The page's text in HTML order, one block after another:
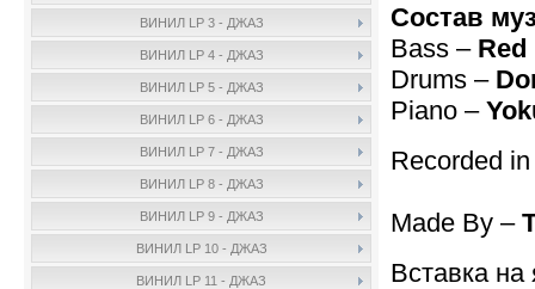
ВИНИЛ LP 3 - ДЖАЗ
ВИНИЛ LP 4 - ДЖАЗ
ВИНИЛ LP 5 - ДЖАЗ
ВИНИЛ LP 6 - ДЖАЗ
ВИНИЛ LP 7 - ДЖАЗ
ВИНИЛ LP 8 - ДЖАЗ
ВИНИЛ LP 9 - ДЖАЗ
ВИНИЛ LP 10 - ДЖАЗ
ВИНИЛ LP 11 - ДЖАЗ
Состав
Bass –
Drums –
Piano –
Recorded
Made By –
Вставка на